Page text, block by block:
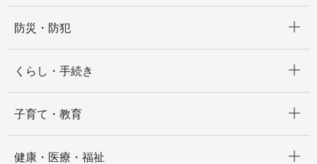
防災・防犯
くらし・手続き
子育て・教育
健康・医療・福祉